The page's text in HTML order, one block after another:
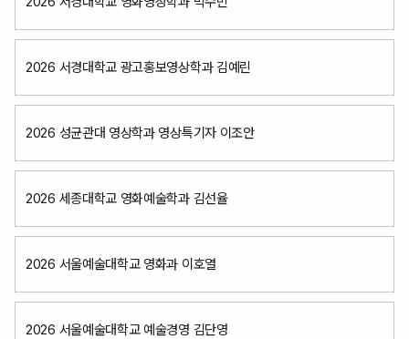
2026 서경대학교 광고홍보영상학과 김예린
2026 성균관대 영상학과 영상특기자 이조안
2026 세종대학교 영화예술학과 김선율
2026 서울예술대학교 영화과 이호열
2026 서울예술대학교 예술경영 김단영